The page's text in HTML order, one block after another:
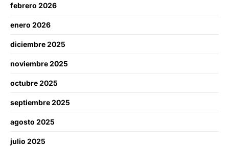
febrero 2026
enero 2026
diciembre 2025
noviembre 2025
octubre 2025
septiembre 2025
agosto 2025
julio 2025